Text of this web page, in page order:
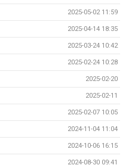
2025-05-02 11:59
2025-04-14 18:35
2025-03-24 10:42
2025-02-24 10:28
2025-02-20
2025-02-11
2025-02-07 10:05
2024-11-04 11:04
2024-10-06 16:15
2024-08-30 09:41